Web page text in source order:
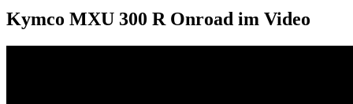
Kymco MXU 300 R Onroad im Video